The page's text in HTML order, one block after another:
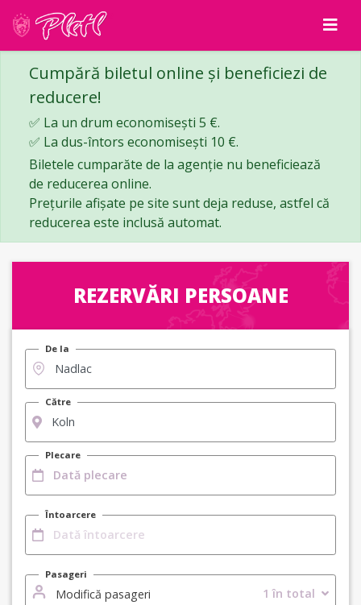
Cumpără biletul online și beneficiezi de
reducere!
✅ La un drum economisești 5 €.
✅ La dus-întors economisești 10 €.
Biletele cumparăte de la agenție nu beneficiează
de reducerea online.
Prețurile afișate pe site sunt deja reduse, astfel că
reducerea este inclusă automat.
REZERVĂRI PERSOANE
De la
Către
Plecare
Întoarcere
Pasageri
Modifică pasageri 1 în total